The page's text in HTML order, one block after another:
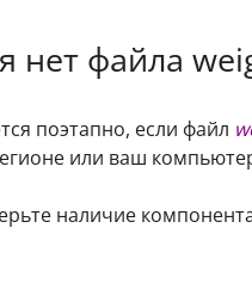
нет файла
поэтапно, если файл
или ваш
наличие